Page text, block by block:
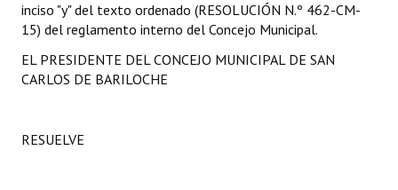
inciso "y" del texto ordenado (RESOLUCIÓN N.º 462-CM-
15) del reglamento interno del Concejo Municipal.
EL PRESIDENTE DEL CONCEJO MUNICIPAL DE SAN
CARLOS DE BARILOCHE
RESUELVE